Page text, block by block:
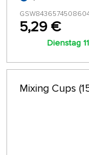
5,29 €
Dienstag
Mixing Cups